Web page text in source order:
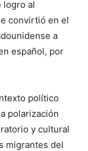
logro al
convirtió en el
a
español, por
político
polarización
y cultural
migrantes del